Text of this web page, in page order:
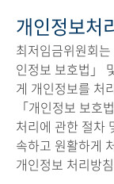
개인정보처
최저임금위원회
인정보 보호법」
게 개인정보를 처
「개인정보 보호
처리에 관한 절차
속하고 원활하게
개인정보 처리방